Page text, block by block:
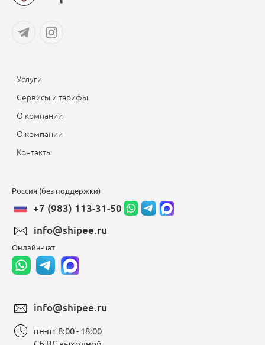
Услуги
Сервисы и тарифы
О компании
О компании
Контакты
Россия (без поддержки)
+7 (983) 113-31-50
info@shipee.ru
Онлайн-чат
info@shipee.ru
пн-пт 8:00 - 18:00